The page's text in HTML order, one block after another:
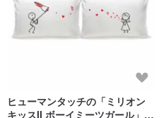
ヒューマンタッチの「ミリオン
キッスII ボーイミーツガール」カ